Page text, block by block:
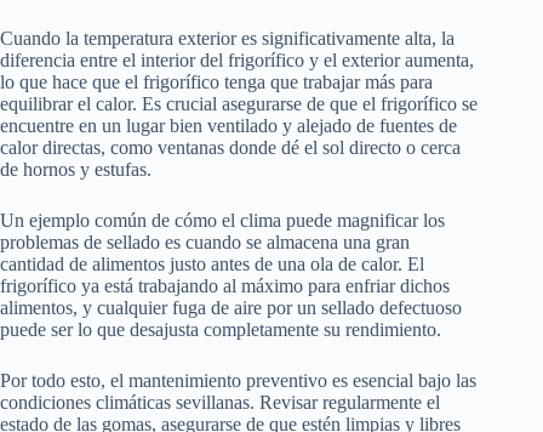
Cuando la temperatura exterior es significativamente alta, la
diferencia entre el interior del frigorífico y el exterior aumenta,
lo que hace que el frigorífico tenga que trabajar más para
equilibrar el calor. Es crucial asegurarse de que el frigorífico se
encuentre en un lugar bien ventilado y alejado de fuentes de
calor directas, como ventanas donde dé el sol directo o cerca
de hornos y estufas.
Un ejemplo común de cómo el clima puede magnificar los
problemas de sellado es cuando se almacena una gran
cantidad de alimentos justo antes de una ola de calor. El
frigorífico ya está trabajando al máximo para enfriar dichos
alimentos, y cualquier fuga de aire por un sellado defectuoso
puede ser lo que desajusta completamente su rendimiento.
Por todo esto, el mantenimiento preventivo es esencial bajo las
condiciones climáticas sevillanas. Revisar regularmente el
estado de las gomas, asegurarse de que estén limpias y libres